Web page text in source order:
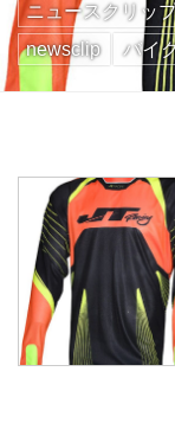
ニュースクリッ
newsclip
バイ